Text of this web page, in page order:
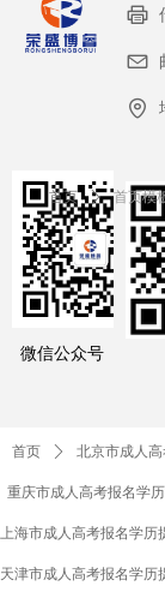
微信公众号
首页 ꄲ 首页模
首页 ꄲ 北京市成人
重庆市成人高考报名学
上海市成人高考报名学历
天津市成人高考报名学历